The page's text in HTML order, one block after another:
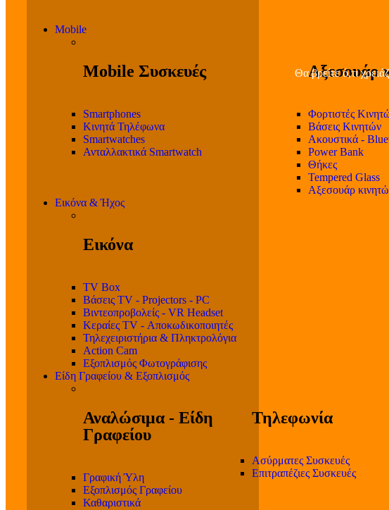
Mobile
Mobile Συσκευές
Smartphones
Κινητά Τηλέφωνα
Smartwatches
Ανταλλακτικά Smartwatch
Αξεσουάρ
Φορτιστές
Βάσεις Κινητών
Ακουστικά -
Power Bank
Θήκες
Tempered Glass
Αξεσουάρ
Εικόνα & Ήχος
Εικόνα
TV Box
Βάσεις TV - Projectors - PC
Βιντεοπροβολείς - VR Headset
Κεραίες TV - Αποκωδικοποιητές
Τηλεχειριστήρια & Πληκτρολόγια
Action Cam
Εξοπλισμός Φωτογράφισης
Είδη Γραφείου & Εξοπλισμός
Αναλώσιμα - Είδη
Γραφείου
Γραφική Ύλη
Εξοπλισμός Γραφείου
Καθαριστικά
Τηλεφωνία
Ασύρματες Συσκευές
Επιτραπέζιες Συσκευές
Θα βρείτε ό,τι